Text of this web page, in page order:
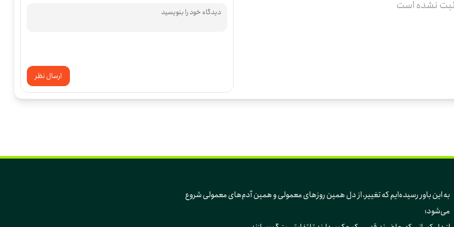
نشده است
ارسال نظر
به این باور رسیده‌ایم که تغییر، از دل همین روزهای معمولی و همین آدم‌های معمولی شروع
می‌شود؛